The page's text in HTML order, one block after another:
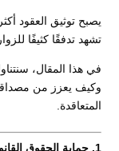
يصبح توثيق العقود
تشهد تدفقًا كثيفًا
في هذا المقال،
وكيف يعزز من
المتعاقدة.
1. حماية الحقوق القانونية للأطراف المعنية